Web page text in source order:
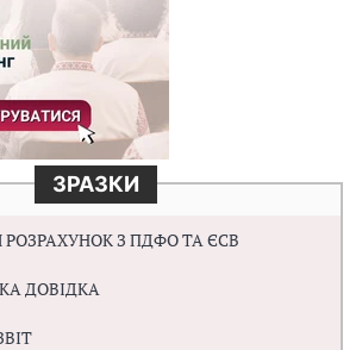
ЗРАЗКИ
З ПДФО ТА ЄСВ
ДОВІДКА